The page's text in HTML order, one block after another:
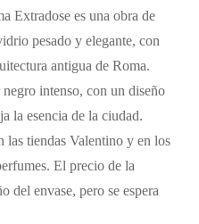
Extradose es una obra de
pesado y elegante, con
antigua de Roma.
intenso, con un diseño
la esencia de la ciudad.
las tiendas Valentino y en los
El precio de la
del envase, pero se espera